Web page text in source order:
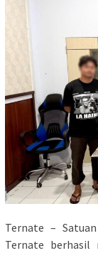
Ternate –
Ternate berhasil